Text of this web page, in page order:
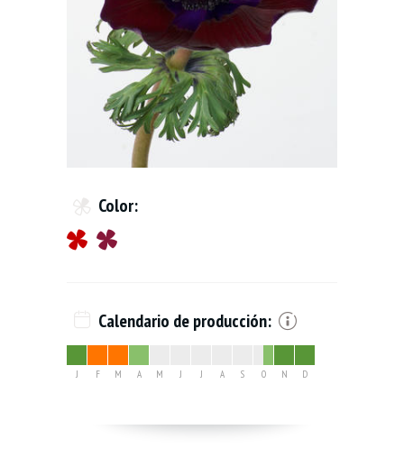
Color:
Calendario de producción:
J F M A M J J A S O N D